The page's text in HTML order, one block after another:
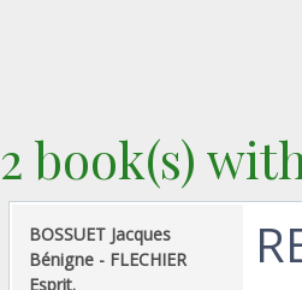
2 book(s)
‎BOSSUET Jacques
Bénigne - FLECHIER
Esprit.‎